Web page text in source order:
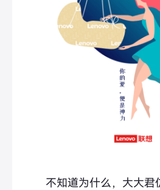
不知道为什么，大大君